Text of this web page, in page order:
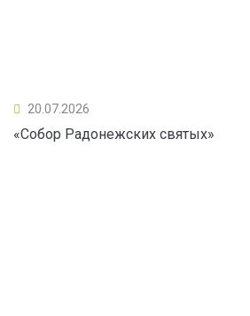
20.07.2026
«Собор Радонежских святых»